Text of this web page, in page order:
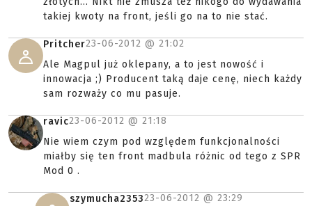
takiej kwoty na front, jeśli go na to nie stać.
Pritcher23-06-2012 @ 21:02
Ale Magpul już oklepany, a to jest nowość i
innowacja ;) Producent taką daje cenę, niech każdy
sam rozważy co mu pasuje.
ravic23-06-2012 @ 21:18
Nie wiem czym pod względem funkcjonalności
miałby się ten front madbula różnic od tego z SPR
Mod 0 .
szymucha235323-06-2012 @ 23:29